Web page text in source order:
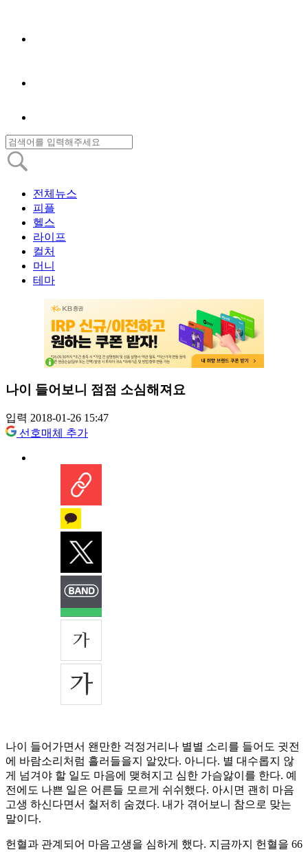
전체뉴스
피플
헬스
라이프
컬처
머니
테마
나이 들어보니 점점 소심해져요
입력 2018-01-26 15:47
선호매체 추가
나이 들어가면서 왠만한 걱정거리나 별별 소리를 들어도 귓전
에 바람소리처럼 흘러들을지 알았다. 아니다. 별 대수롭지 않
게 넘겨야 할 일도 마음에 맺혀지고 심한 가슴앓이를 한다. 예
전에도 나쁜 일은 어른들 모르게 쉬쉬했다. 아시면 괜히 마음
고생 하신다면서 철저히 숨겼다. 내가 겪어보니 참으로 맞는
말이다.
헌혈과 관계되어 마음고생을 심하게 했다. 지금까지 헌혈을 66